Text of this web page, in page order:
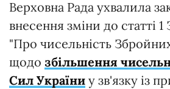
Верховна Рада ухвалила
внесення зміни до статті
"Про чисельність
щодо збільшення
Сил України у зв'язку із